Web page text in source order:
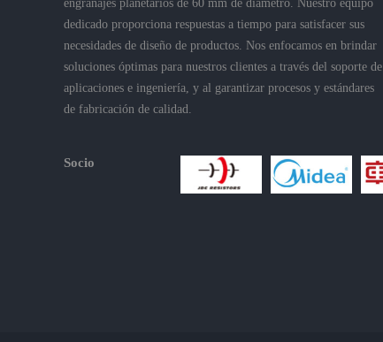
engranajes planetarios de 60 mm de diámetro. Nuestro equipo
dedicado proporciona respuestas a tiempo para satisfacer sus
necesidades de diseño de productos. Nos enfocamos en brindar
soluciones óptimas para nuestros clientes a través del soporte de
aplicaciones e ingeniería, y al garantizar procesos y estándares
de fabricación de calidad.
Socio